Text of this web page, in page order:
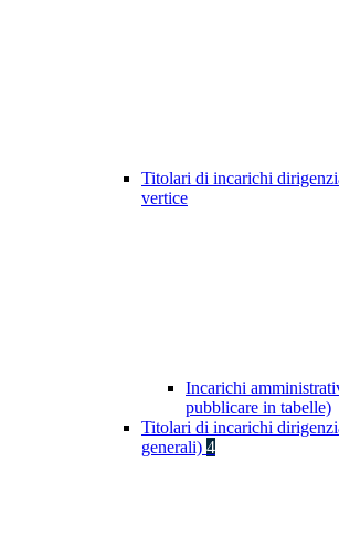
Titolari di incarichi
vertice
Incarichi
pubblicare in tabelle)
Titolari di incarichi
generali) 4